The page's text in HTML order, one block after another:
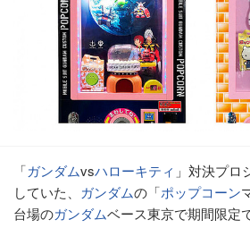
「ガンダムvsハローキティ 」対決プロ
していた、 ガンダムの「ポップコーン
台場のガンダムベース東京で期間限定